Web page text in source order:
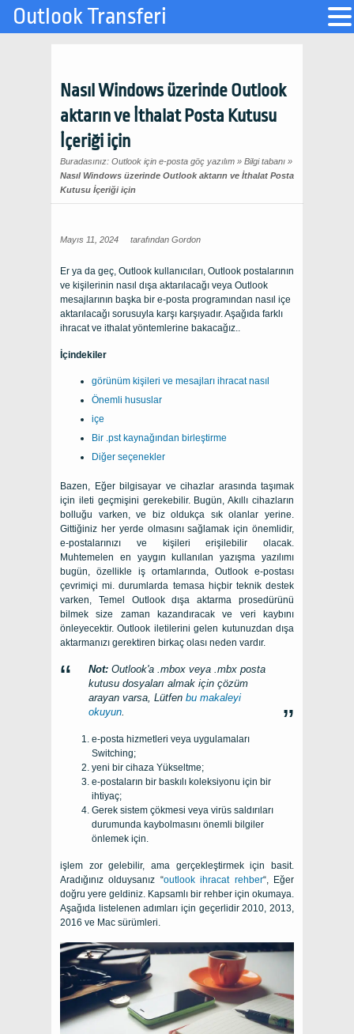
Nasıl Windows üzerinde Outlook
aktarın ve İthalat Posta Kutusu
İçeriği için
Buradasınız: Outlook için e-posta göç yazılım » Bilgi tabanı »
Nasıl Windows üzerinde Outlook aktarın ve İthalat Posta
Kutusu İçeriği için
Mayıs 11, 2024 tarafından Gordon
Er ya da geç, Outlook kullanıcıları, Outlook postalarının
ve kişilerinin nasıl dışa aktarılacağı veya Outlook
mesajlarının başka bir e-posta programından nasıl içe
aktarılacağı sorusuyla karşı karşıyadır. Aşağıda farklı
ihracat ve ithalat yöntemlerine bakacağız..
İçindekiler
görünüm kişileri ve mesajları ihracat nasıl
Önemli hususlar
içe
Bir .pst kaynağından birleştirme
Diğer seçenekler
Bazen, Eğer bilgisayar ve cihazlar arasında taşımak
için ileti geçmişini gerekebilir. Bugün, Akıllı cihazların
bolluğu varken, ve biz oldukça sık olanlar yerine.
Gittiğiniz her yerde olmasını sağlamak için önemlidir,
e-postalarınızı ve kişileri erişilebilir olacak.
Muhtemelen en yaygın kullanılan yazışma yazılımı
bugün, özellikle iş ortamlarında, Outlook e-postası
çevrimiçi mi. durumlarda temasa hiçbir teknik destek
varken, Temel Outlook dışa aktarma prosedürünü
bilmek size zaman kazandıracak ve veri kaybını
önleyecektir. Outlook iletilerini gelen kutunuzdan dışa
aktarmanızı gerektiren birkaç olası neden vardır.
Not: Outlook'a .mbox veya .mbx posta
kutusu dosyaları almak için çözüm
arayan varsa, Lütfen bu makaleyi
okuyun.
e-posta hizmetleri veya uygulamaları
Switching;
yeni bir cihaza Yükseltme;
e-postaların bir baskılı koleksiyonu için bir
ihtiyaç;
Gerek sistem çökmesi veya virüs saldırıları
durumunda kaybolmasını önemli bilgiler
önlemek için.
işlem zor gelebilir, ama gerçekleştirmek için basit.
Aradığınız olduysanız “outlook ihracat rehber“, Eğer
doğru yere geldiniz. Kapsamlı bir rehber için okumaya.
Aşağıda listelenen adımları için geçerlidir 2010, 2013,
2016 ve Mac sürümleri.
Outlook Transferi